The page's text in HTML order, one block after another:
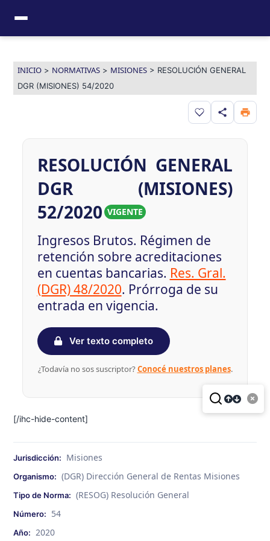
contenido
INICIO> NORMATIVAS> MISIONES> RESOLUCIÓN GENERAL
DGR (MISIONES) 54/2020
Guardar en
RESOLUCIÓN GENERAL
DGR (MISIONES)
52/2020 VIGENTE
Ingresos Brutos. Régimen de
retención sobre acreditaciones
en cuentas bancarias. Res. Gral.
(DGR) 48/2020. Prórroga de su
entrada en vigencia.
Ver texto completo
¿Todavía no sos suscriptor?Conocé nuestros planes.
[/ihc-hide-content]
Jurisdicción: Misiones
Organismo: (DGR) Dirección General de Rentas Misiones
Tipo de Norma: (RESOG) Resolución General
Número: 54
Año: 2020